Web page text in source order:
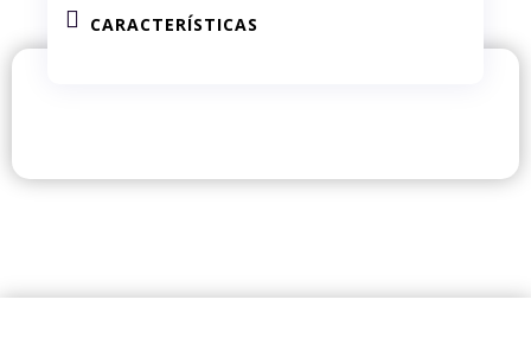
 CARACTERÍSTICAS